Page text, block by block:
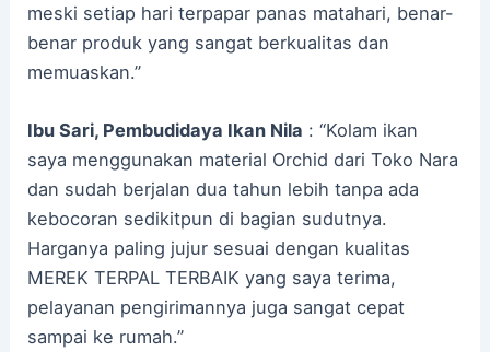
meski setiap hari terpapar panas matahari, benar-
benar produk yang sangat berkualitas dan
memuaskan.”
Ibu Sari, Pembudidaya Ikan Nila : “Kolam ikan
saya menggunakan material Orchid dari Toko Nara
dan sudah berjalan dua tahun lebih tanpa ada
kebocoran sedikitpun di bagian sudutnya.
Harganya paling jujur sesuai dengan kualitas
MEREK TERPAL TERBAIK yang saya terima,
pelayanan pengirimannya juga sangat cepat
sampai ke rumah.”